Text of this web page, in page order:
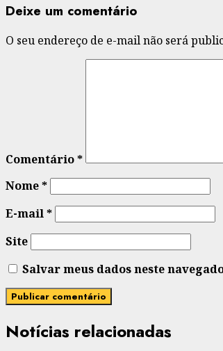
Deixe um comentário
O seu endereço de e-mail não será
Comentário*
Nome*
E-mail*
Site
Salvar meus dados neste
Notícias relacionadas